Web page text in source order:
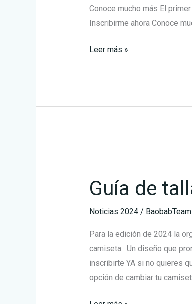
Conoce mucho más El
Inscribirme ahora Conoce
Leer más »
Guía de
Noticias 2024/ BaobabTeam
Para la edición de 2024 la
camiseta. Un diseño que
inscribirte YA si no quieres
opción de cambiar tu
tallas